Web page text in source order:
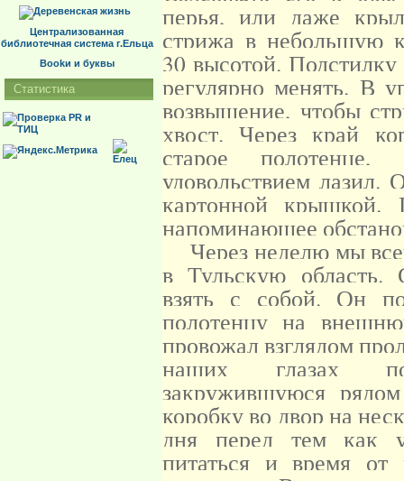
перья, или даже
стрижа в небольшую
30 высотой.
регулярно менять. В
возвышение, чтобы
хвост. Через край
старое
удовольствием
картонной крышкой.
напоминающее
Через неделю мы
в Тульскую область.
взять с собой. Он
полотенцу на
провожал взглядом
наших глазах
закружившуюся
коробку во двор на
дня перед тем как
питаться и время от
Централизованная
библиотечная система г.Ельца
Bookи и буквы
Статистика